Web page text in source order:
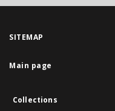
SITEMAP
Main page
Collections